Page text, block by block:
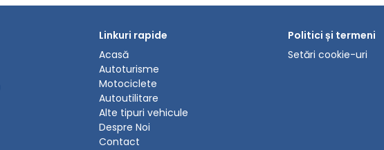
Linkuri rapide
Acasă
Autoturisme
Motociclete
Autoutilitare
Alte tipuri vehicule
Despre Noi
Contact
Politici și termeni
Setări cookie-uri